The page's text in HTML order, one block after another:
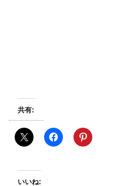
共有:
いいね: